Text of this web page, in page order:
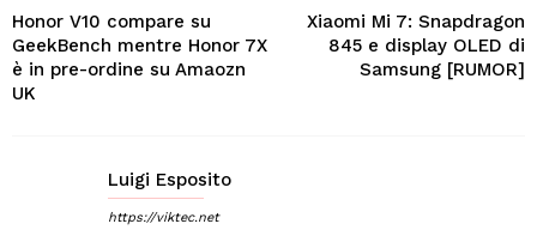
Honor V10 compare su
GeekBench mentre Honor 7X
è in pre-ordine su Amaozn
UK
Xiaomi Mi 7: Snapdragon
845 e display OLED di
Samsung [RUMOR]
Luigi Esposito
https://viktec.net